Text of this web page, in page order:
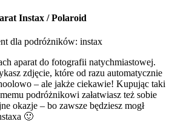
Instax / Polaroid
aparat do fotografii natychmiastowej.
zdjęcie, które od razu automatycznie
– ale jakże ciekawie! Kupując taki
podróżnikowi załatwiasz też sobie
okazje – bo zawsze będziesz mogł
🙂